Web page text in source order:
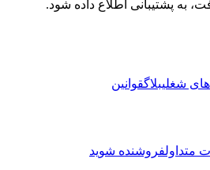
شغلیبلاگقوانین
متداولفروشنده شوید